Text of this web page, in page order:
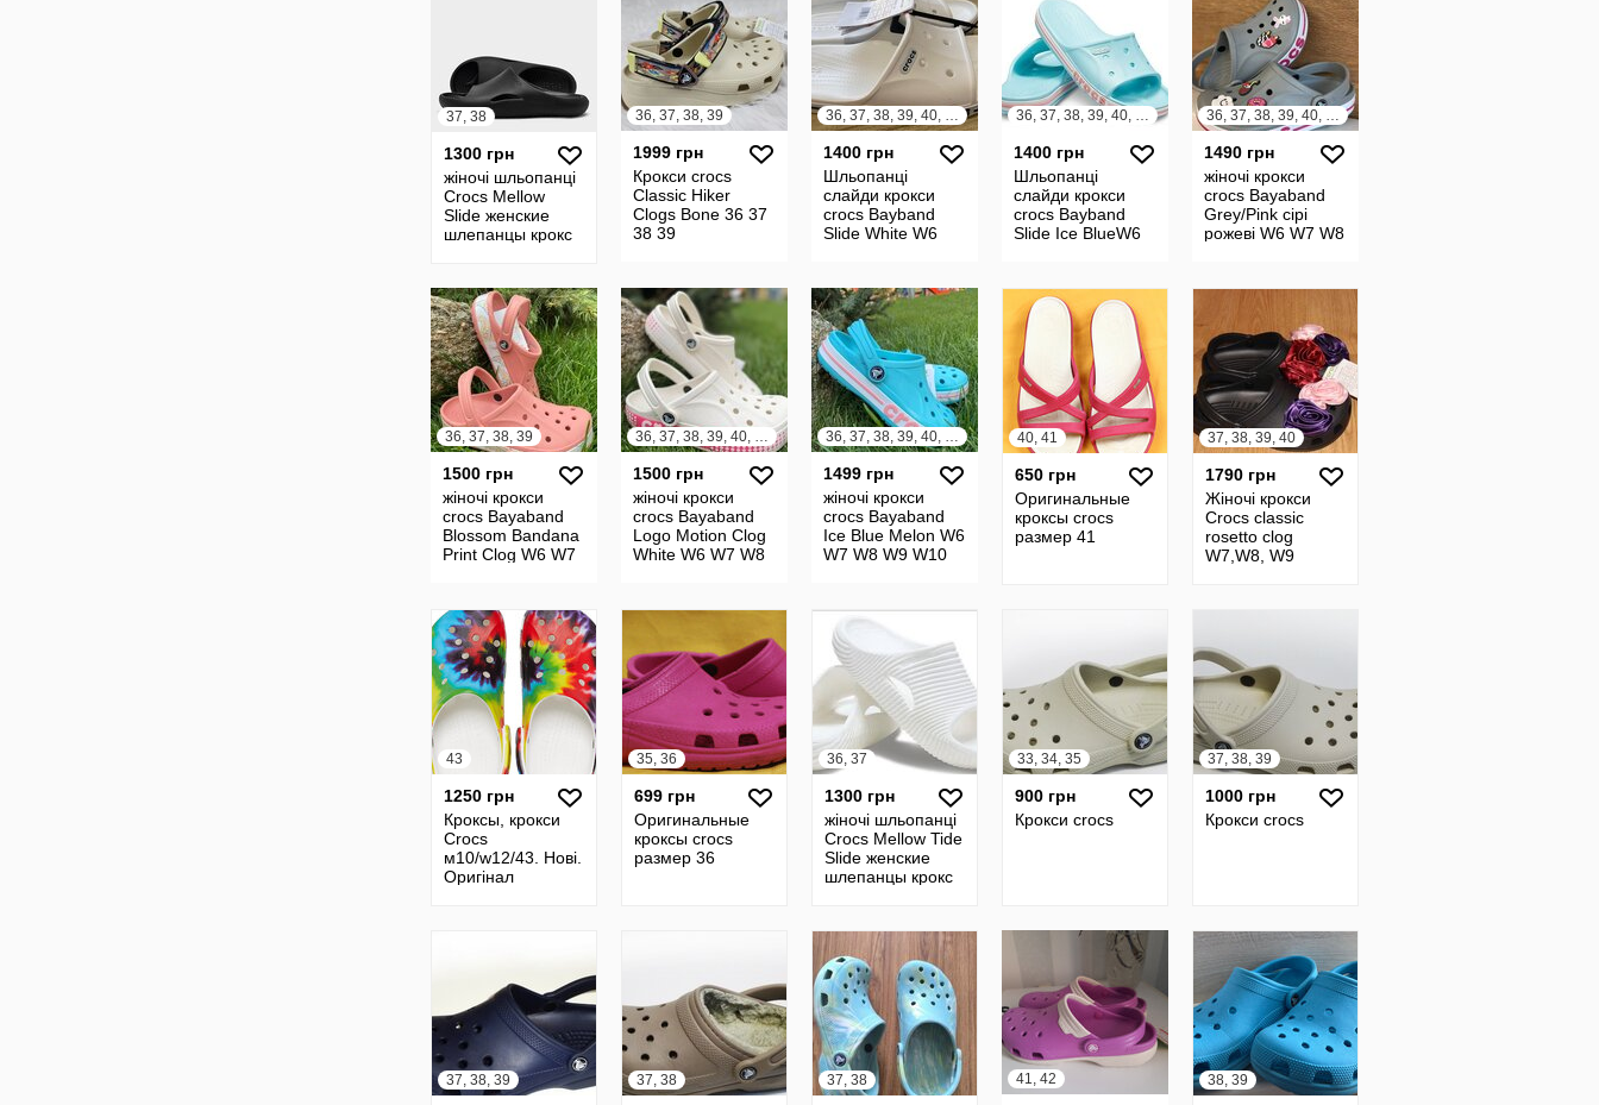
37, 38
1300 грн
жіночі шльопанці
Crocs Mellow
Slide женские
шлепанцы крокс
36, 37, 38, 39
1999 грн
Крокси crocs
Classic Hiker
Clogs Bone 36 37
38 39
36, 37, 38, 39, 40, 41, 42, 43, 44
1400 грн
Шльопанці
слайди крокси
crocs Bayband
Slide White W6
M11
36, 37, 38, 39, 40, 41
1400 грн
Шльопанці
слайди крокси
crocs Bayband
Slide Ice BlueW6
36, 37, 38, 39, 40, 41, 42
1490 грн
жіночі крокси
crocs Bayaband
Grey/Pink сірі
рожеві W6 W7 W8
36, 37, 38, 39
1500 грн
жіночі крокси
crocs Bayaband
Blossom Bandana
Print Clog W6 W7
36, 37, 38, 39, 40, 41
1500 грн
жіночі крокси
crocs Bayaband
Logo Motion Clog
White W6 W7 W8
36, 37, 38, 39, 40, 41
1499 грн
жіночі крокси
crocs Bayaband
Ice Blue Melon W6
W7 W8 W9 W10
40, 41
650 грн
Оригинальные
кроксы crocs
размер 41
37, 38, 39, 40
1790 грн
Жіночі крокси
Crocs classic
rosetto clog
W7,W8, W9
43
1250 грн
Кроксы, крокси
Crocs
м10/w12/43. Нові.
Оригінал
35, 36
699 грн
Оригинальные
кроксы crocs
размер 36
36, 37
1300 грн
жіночі шльопанці
Crocs Mellow Tide
Slide женские
шлепанцы крокс
33, 34, 35
900 грн
Крокси crocs
37, 38, 39
1000 грн
Крокси crocs
37, 38, 39 37, 38 37, 38 41, 42 38, 39